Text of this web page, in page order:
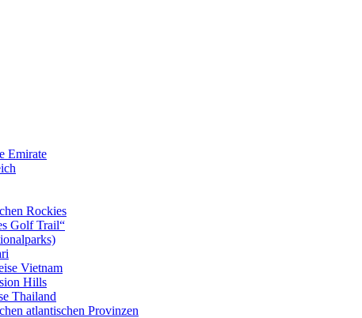
Emirate
Rockies
Golf Trail“
Vietnam
Hills
Thailand
atlantischen Provinzen